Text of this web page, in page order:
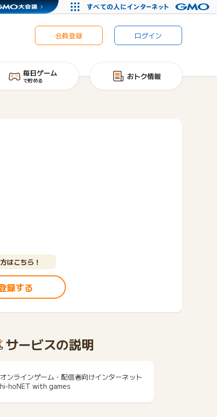
会員登録 ログイン
毎日ゲーム
で貯める おトク情報
はこちら！
録する
サービスの説明
オンラインゲーム・配信者向けインターネット
hi-hoNET with games